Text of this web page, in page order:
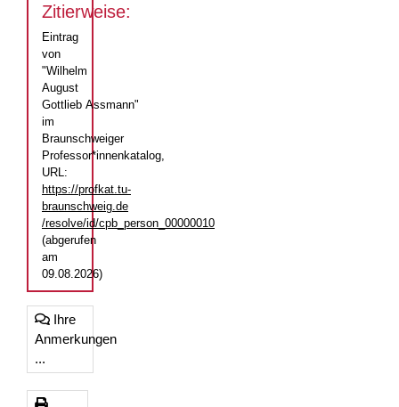
Zitierweise:
Eintrag
von
"Wilhelm
August
Gottlieb Assmann"
im
Braunschweiger
Professor*innenkatalog,
URL:
https://profkat.tu-
braunschweig.de
/resolve/id/cpb_person_00000010
(abgerufen
am
09.08.2026)
Ihre
Anmerkungen
...